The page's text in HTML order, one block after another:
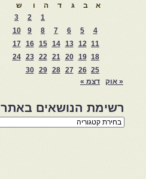
א
ב ג ד ה ו
ש
1
2
3
4
5
6
7
8
9
10
11
12
13
14
15
16
17
18
19
20
21
22
23
24
25
26
27
28
29
30
« אוק
דצמ »
רשימת הנושאים באתר
רשימת
הנושאים